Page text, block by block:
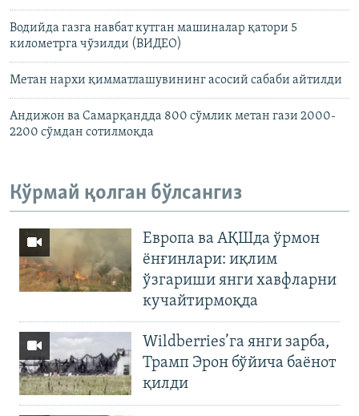
Водийда газга навбат кутган машиналар қатори 5
километрга чўзилди (ВИДЕО)
Метан нархи қимматлашувининг асосий сабаби айтилди
Андижон ва Самарқандда 800 сўмлик метан гази 2000-
2200 сўмдан сотилмоқда
Кўрмай қолган бўлсангиз
Европа ва АҚШда ўрмон
ёнғинлари: иқлим
ўзгариши янги хавфларни
кучайтирмоқда
Wildberries’га янги зарба,
Трамп Эрон бўйича баёнот
қилди